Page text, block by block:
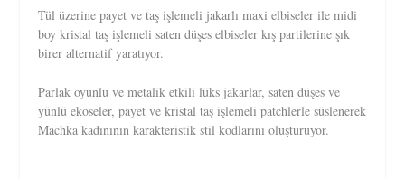
Tül üzerine payet ve taş işlemeli jakarlı maxi elbiseler ile midi
boy kristal taş işlemeli saten düşes elbiseler kış partilerine şık
birer alternatif yaratıyor.
Parlak oyunlu ve metalik etkili lüks jakarlar, saten düşes ve
yünlü ekoseler, payet ve kristal taş işlemeli patchlerle süslenerek
Machka kadınının karakteristik stil kodlarını oluşturuyor.